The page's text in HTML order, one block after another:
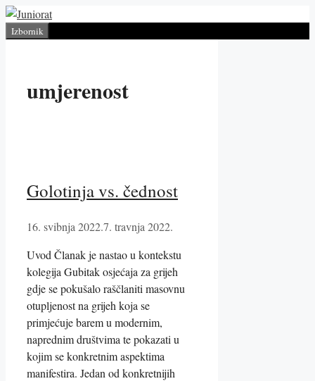
Preskoči
na
Izbornik
umjerenost
Golotinja vs. čednost
16. svibnja 2022.7. travnja 2022.
Uvod Članak je nastao u kontekstu
kolegija Gubitak osjećaja za grijeh
gdje se pokušalo raščlaniti masovnu
otupljenost na grijeh koja se
primjećuje barem u modernim,
naprednim društvima te pokazati u
kojim se konkretnim aspektima
manifestira. Jedan od konkretnijih